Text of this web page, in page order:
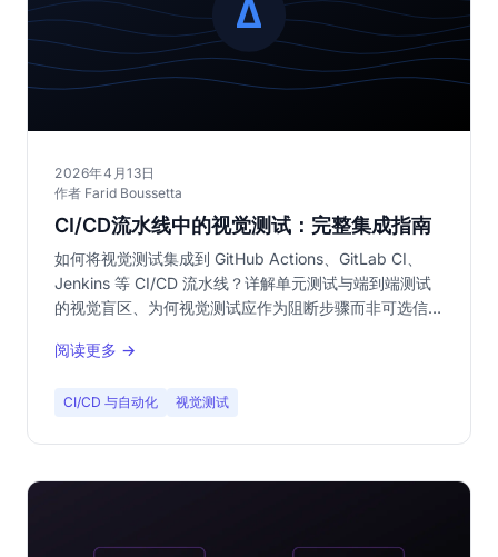
2026年4月13日
作者 Farid Boussetta
CI/CD流水线中的视觉测试：完整集成指南
如何将视觉测试集成到 GitHub Actions、GitLab CI、
Jenkins 等 CI/CD 流水线？详解单元测试与端到端测试
的视觉盲区、为何视觉测试应作为阻断步骤而非可选信
阅读更多 →
CI/CD 与自动化 视觉测试